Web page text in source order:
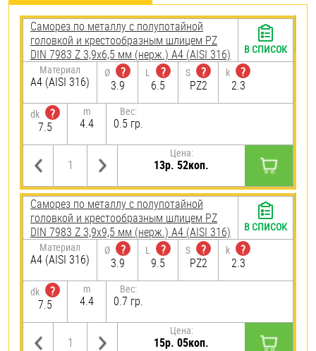
Саморез по металлу с полупотайной
головкой и крестообразным шлицем PZ
DIN 7983 Z 3,9х6,5 мм (нерж.) A4 (AISI 316)
Материал
A4 (AISI 316)
Ø
?
3.9
L
?
6.5
S
?
PZ2
k
?
2.3
dk
?
7.5
m
4.4
Вес:
0.5 гр.
Цена:
13р. 52коп.
В СПИСОК
Саморез по металлу с полупотайной
головкой и крестообразным шлицем PZ
DIN 7983 Z 3,9х9,5 мм (нерж.) A4 (AISI 316)
Материал
A4 (AISI 316)
Ø
?
3.9
L
?
9.5
S
?
PZ2
k
?
2.3
dk
?
7.5
m
4.4
Вес:
0.7 гр.
Цена:
15р. 05коп.
В СПИСОК